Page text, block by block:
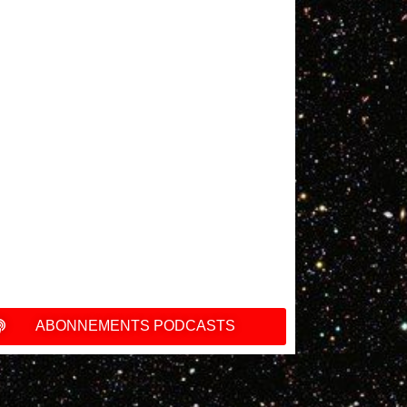
ABONNEMENTS PODCASTS